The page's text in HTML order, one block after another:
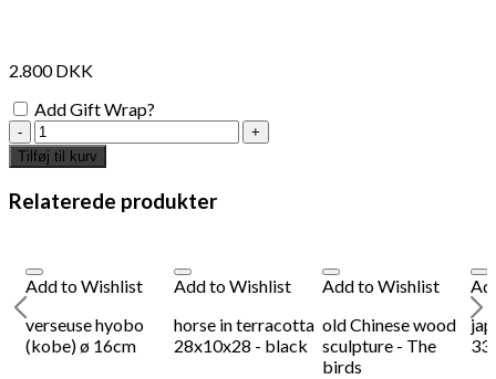
2.800DKK
Add Gift Wrap?
Vintage
fish
bowl
with
lid
Tilføj til kurv
Relaterede produkter
Add to Wishlist
verseuse hyobo
(kobe) ø 16cm
Add to Wishlist
horse in terracotta
28x10x28 - black
Add to Wishlist
old Chinese wood
sculpture - The
birds